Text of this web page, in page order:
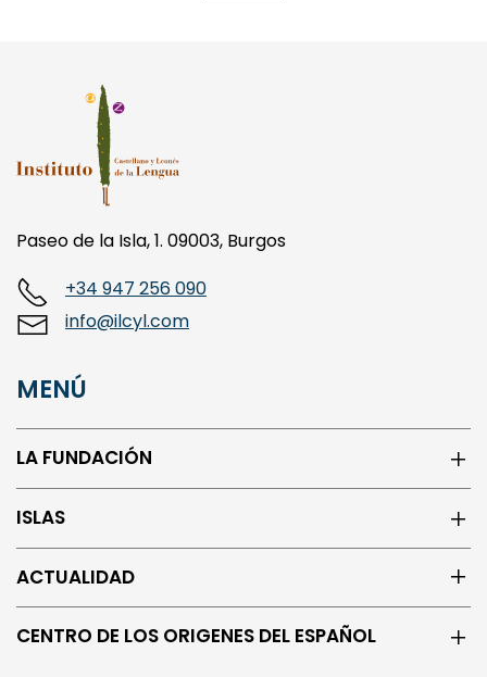
Paseo de la Isla, 1. 09003, Burgos
+34 947 256 090
info@ilcyl.com
MENÚ
LA FUNDACIÓN
ISLAS
ACTUALIDAD
CENTRO DE LOS ORIGENES DEL ESPAÑOL